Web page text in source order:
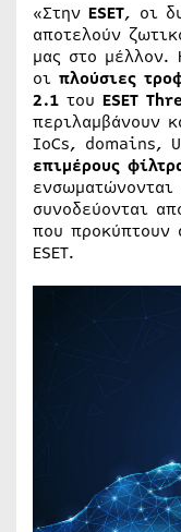
«Στην ESET, οι
αποτελούν
μας στο μέλλον.
οι πλούσιες
2.1 του ESET
περιλαμβάνουν
IoCs, domains,
επιμέρους
ενσωματώνονται
συνοδεύονται
που προκύπτουν
ESET.